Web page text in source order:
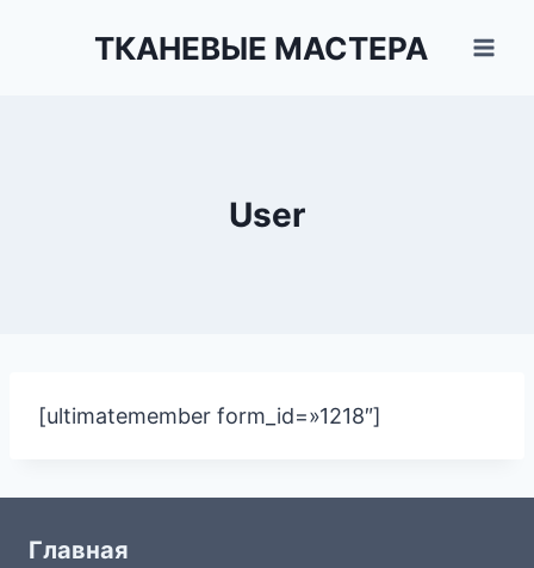
ТКАНЕВЫЕ МАСТЕРА
User
[ultimatemember form_id=»1218″]
Главная